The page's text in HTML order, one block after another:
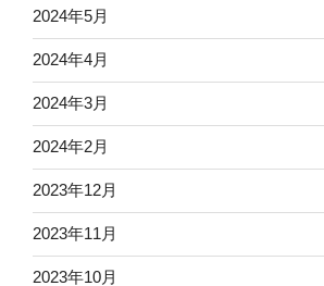
2024年5月
2024年4月
2024年3月
2024年2月
2023年12月
2023年11月
2023年10月